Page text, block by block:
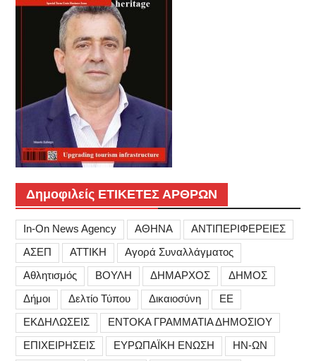
Δημοφιλείς ΕΤΙΚΕΤΕΣ ΑΡΘΡΩΝ
In-On News Agency ΑΘΗΝΑ
ΑΝΤΙΠΕΡΙΦΕΡΕΙΕΣ
ΑΣΕΠ
ΑΤΤΙΚΗ
Αγορά Συναλλάγματος
Αθλητισμός
ΒΟΥΛΗ ΔΗΜΑΡΧΟΣ
ΔΗΜΟΣ
Δήμοι
Δελτίο Τύπου Δικαιοσύνη
ΕΕ
ΕΚΔΗΛΩΣΕΙΣ
ΕΝΤΟΚΑ ΓΡΑΜΜΑΤΙΑ ΔΗΜΟΣΙΟΥ
ΕΠΙΧΕΙΡΗΣΕΙΣ
ΕΥΡΩΠΑΪΚΗ ΕΝΩΣΗ
ΗΝ-ΩΝ